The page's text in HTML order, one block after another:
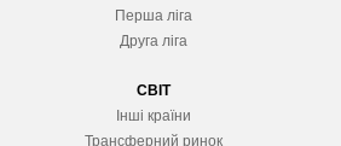
Перша ліга
Друга ліга
СВІТ
Інші країни
Трансферний ринок